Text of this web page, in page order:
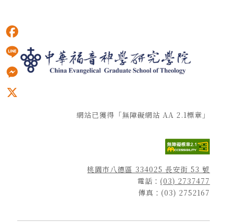
網站已獲得「無障礙網站 AA 2.1標章」
桃園市八德區 334025 長安街 53 號
電話：(03) 2737477
傳真：(03) 2752167
Facebook
Line
Messenger